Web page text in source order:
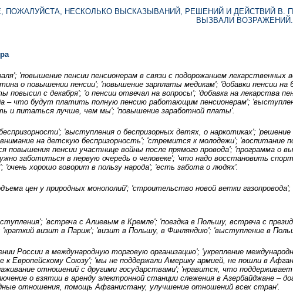
ПОЖАЛУЙСТА, НЕСКОЛЬКО ВЫСКАЗЫВАНИЙ, РЕШЕНИЙ И ДЕЙСТВИЙ
ВЫЗВАЛИ ВОЗРАЖЕНИЙ.
'повышение пенсии пенсионерам в связи с подорожанием
о повышении пенсии'; 'повышение зарплаты медикам'; 'добавки пенсии
повысил с декабря'; 'о пенсии отвечал на вопросы'; 'добавка на лекарства
– что будут платить полную пенсию работающим пенсионерам';
и питаться лучше, чем мы'; 'повышение заработной платы'.
'выступления о беспризорных детях, о наркотиках';
на детскую беспризорность'; 'стремится к молодежи'; 'воспитание
повышения пенсии участнице войны после прямого провода'; 'программа о
заботиться в первую очередь о человеке'; 'что надо восстановить
'очень хорошо говорит в пользу народа'; 'есть забота о людях'.
цен у природных монополий'; 'строительство новой ветки
'встреча с Алиевым в Кремле'; 'поездка в Польшу, встреча с
'краткий визит в Париж'; 'визит в Польшу, в Финляндию'; 'выступление в
России в международную торговую организацию'; 'укрепление
Европейскому Союзу'; 'мы не поддержали Америку армией, не пошли в
отношений с другими государствами'; 'нравится, что
о взятии в аренду электронной станции слежения в Азербайджане
отношения, помощь Афганистану, улучшение отношений всех стран'.